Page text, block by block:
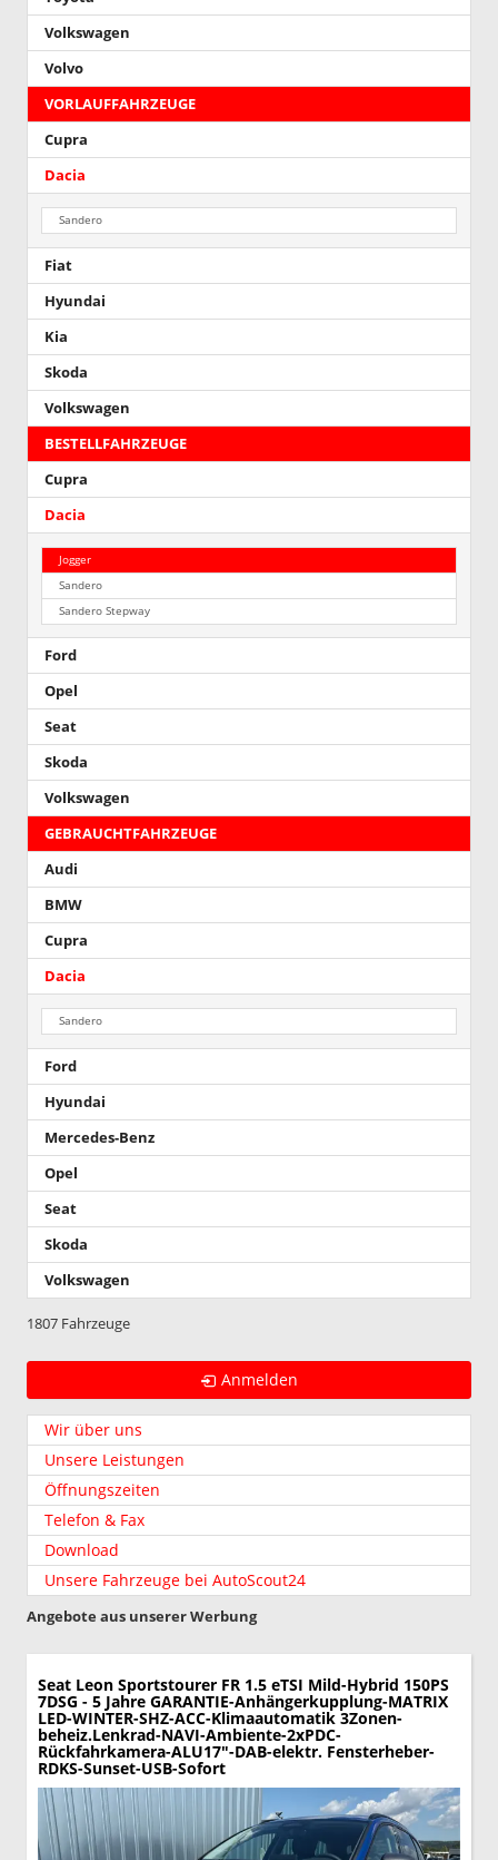
Volkswagen
Volvo
VORLAUFFAHRZEUGE
Cupra
Dacia
Sandero
Fiat
Hyundai
Kia
Skoda
Volkswagen
BESTELLFAHRZEUGE
Cupra
Dacia
Jogger
Sandero
Sandero Stepway
Ford
Opel
Seat
Skoda
Volkswagen
GEBRAUCHTFAHRZEUGE
Audi
BMW
Cupra
Dacia
Sandero
Ford
Hyundai
Mercedes-Benz
Opel
Seat
Skoda
Volkswagen
1807 Fahrzeuge
Anmelden
Wir über uns
Unsere Leistungen
Öffnungszeiten
Telefon & Fax
Download
Unsere Fahrzeuge bei AutoScout24
Angebote aus unserer Werbung
Seat Leon Sportstourer FR 1.5 eTSI Mild-Hybrid 150PS
7DSG - 5 Jahre GARANTIE-Anhängerkupplung-MATRIX
LED-WINTER-SHZ-ACC-Klimaautomatik 3Zonen-
beheiz.Lenkrad-NAVI-Ambiente-2xPDC-
Rückfahrkamera-ALU17"-DAB-elektr. Fensterheber-
RDKS-Sunset-USB-Sofort